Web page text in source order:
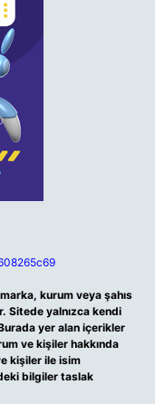
kurum veya şahıs
Sitede yalnızca kendi
yer alan içerikler
ve kişiler hakkında
kişiler ile isim
bilgiler taslak